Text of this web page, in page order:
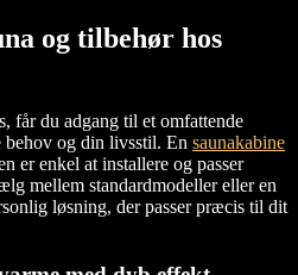
og tilbehør hos
får du adgang til et omfattende
behov og din livsstil. En saunakabine
er enkel at installere og passer
mellem standardmodeller eller en
løsning, der passer præcis til dit